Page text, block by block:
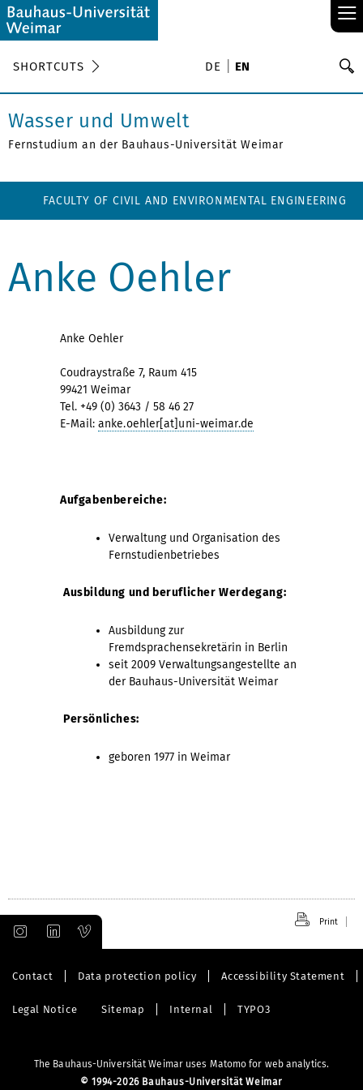
≡
SHORTCUTS DE EN
Wasser und Umwelt
Fernstudium an der Bauhaus-Universität Weimar
FACULTY OF CIVIL AND ENVIRONMENTAL ENGINEERING
Anke Oehler
Anke Oehler
Coudraystraße 7, Raum 415
99421 Weimar
Tel. +49 (0) 3643 / 58 46 27
E-Mail: anke.oehler[at]uni-weimar.de
Aufgabenbereiche:
Verwaltung und Organisation des
Fernstudienbetriebes
Ausbildung und beruflicher Werdegang:
Ausbildung zur
Fremdsprachensekretärin in Berlin
seit 2009 Verwaltungsangestellte an
der Bauhaus-Universität Weimar
Persönliches:
geboren 1977 in Weimar
Print
Contact Data protection policy Accessibility Statement
Legal Notice Sitemap Internal TYPO3
The Bauhaus-Universität Weimar uses Matomo for web analytics.
© 1994-2026 Bauhaus-Universität Weimar